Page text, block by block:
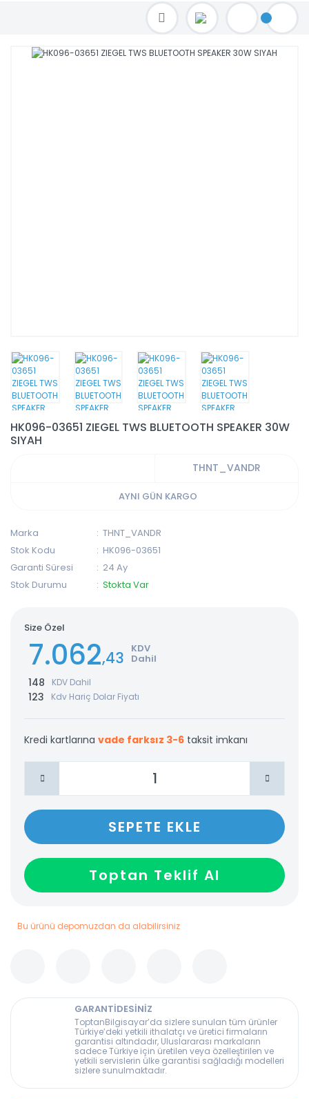
TOPTAN FİYAT ALMAK İÇİN satis@toptanbilgisayar.net MAİL ATINIZ.
SİPARİŞLERİNİZİ AYNI GÜN KARGO İLE GÖNDERİYORUZ!
HK096-03651 ZIEGEL TWS BLUETOOTH SPEAKER 30W
SIYAH
THNT_VANDR
AYNI GÜN KARGO
Marka
THNT_VANDR
Stok Kodu
HK096-03651
Garanti Süresi
24 Ay
Stok Durumu
Stokta Var
Size Özel
7.062,43 KDV
Dahil
148 KDV Dahil
123 Kdv Hariç Dolar Fiyatı
Kredi kartlarına vade farksız 3-6 taksit imkanı
SEPETE EKLE
Toptan Teklif Al
Bu ürünü depomuzdan da alabilirsiniz
GARANTİDESİNİZ
ToptanBilgisayar’da sizlere sunulan tüm ürünler
Türkiye’deki yetkili ithalatçı ve üretici firmaların
garantisi altındadır, Uluslararası markaların
sadece Türkiye için üretilen veya özelleştirilen ve
yetkili servislerin ülke garantisi sağladığı modelleri
sizlere sunulmaktadır.